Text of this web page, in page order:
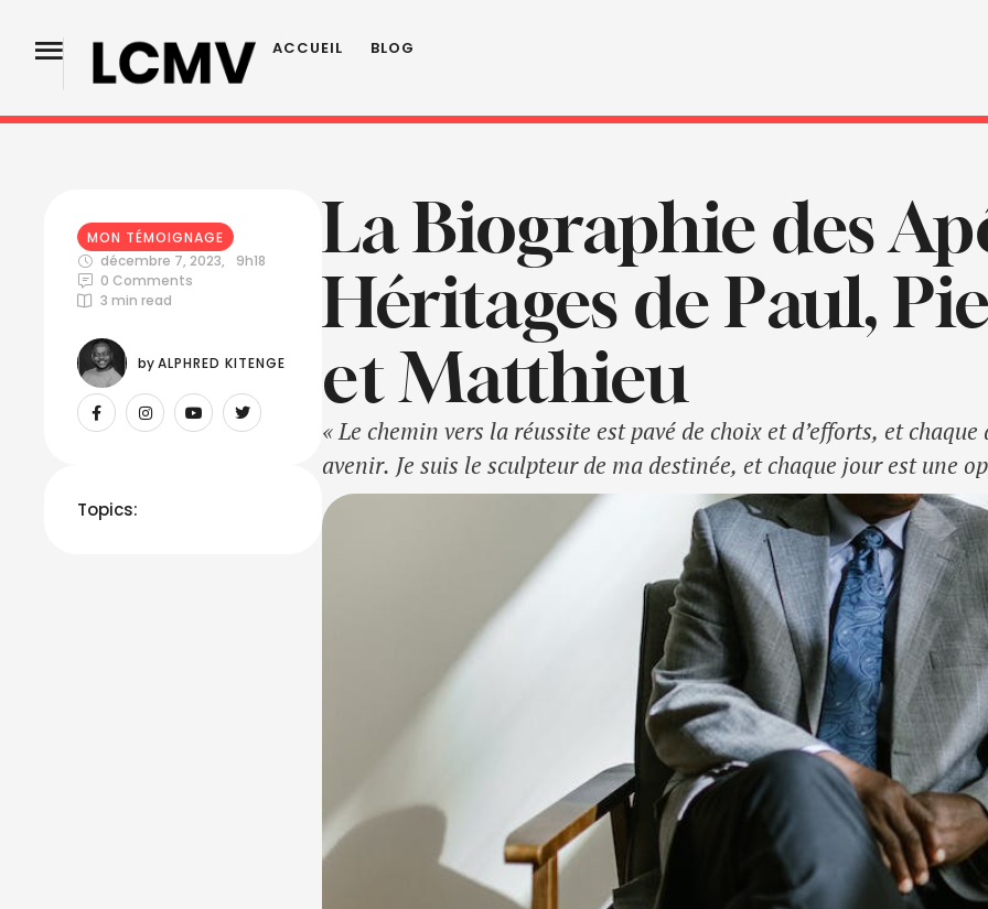
ACCUEIL BLOG
MON TÉMOIGNAGE
décembre 7, 2023,
9h18
0 Comments
3 min read
by ALPHRED KITENGE
Topics:
La Biographie des
Héritages de Paul,
et Matthieu
« Le chemin vers la réussite est pavé de choix et d’efforts, et
avenir. Je suis le sculpteur de ma destinée, et chaque jour est une
exceptionnelle avec les choix que je fais. »